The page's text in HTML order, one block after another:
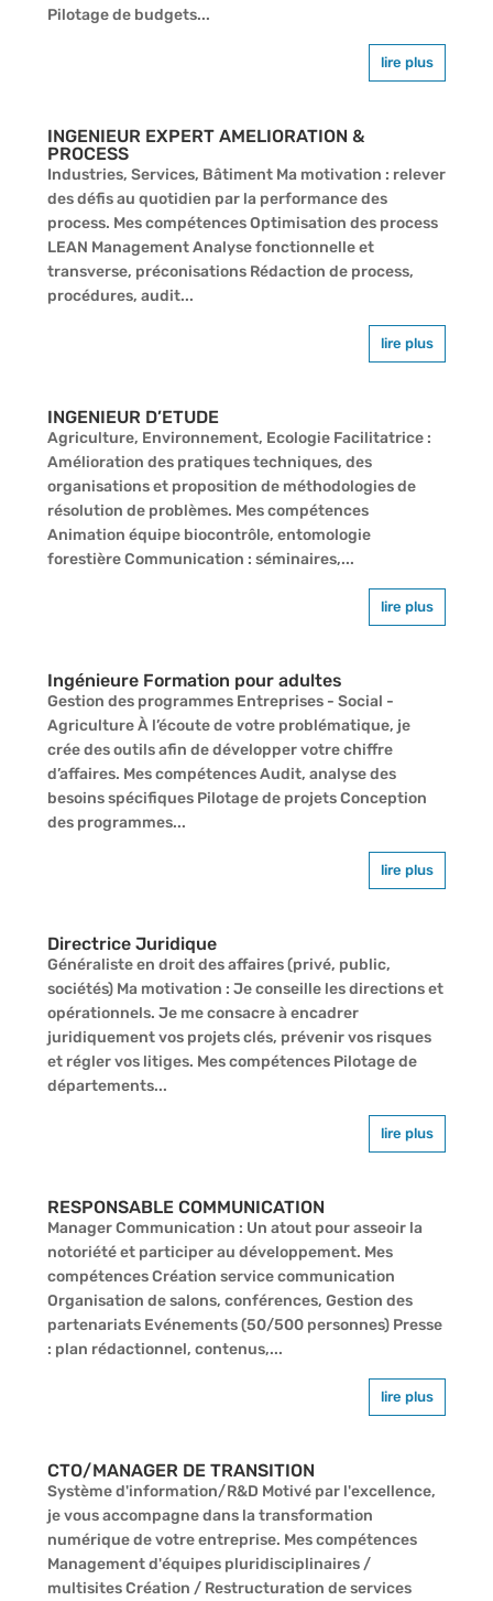
Pilotage de budgets...
lire plus
INGENIEUR EXPERT AMELIORATION &
PROCESS
Industries, Services, Bâtiment Ma motivation : relever
des défis au quotidien par la performance des
process. Mes compétences Optimisation des process
LEAN Management Analyse fonctionnelle et
transverse, préconisations Rédaction de process,
procédures, audit...
lire plus
INGENIEUR D’ETUDE
Agriculture, Environnement, Ecologie Facilitatrice :
Amélioration des pratiques techniques, des
organisations et proposition de méthodologies de
résolution de problèmes. Mes compétences
Animation équipe biocontrôle, entomologie
forestière Communication : séminaires,...
lire plus
Ingénieure Formation pour adultes
Gestion des programmes Entreprises - Social -
Agriculture À l’écoute de votre problématique, je
crée des outils afin de développer votre chiffre
d’affaires. Mes compétences Audit, analyse des
besoins spécifiques Pilotage de projets Conception
des programmes...
lire plus
Directrice Juridique
Généraliste en droit des affaires (privé, public,
sociétés) Ma motivation : Je conseille les directions et
opérationnels. Je me consacre à encadrer
juridiquement vos projets clés, prévenir vos risques
et régler vos litiges. Mes compétences Pilotage de
départements...
lire plus
RESPONSABLE COMMUNICATION
Manager Communication : Un atout pour asseoir la
notoriété et participer au développement. Mes
compétences Création service communication
Organisation de salons, conférences, Gestion des
partenariats Evénements (50/500 personnes) Presse
: plan rédactionnel, contenus,...
lire plus
CTO/MANAGER DE TRANSITION
Système d'information/R&D Motivé par l'excellence,
je vous accompagne dans la transformation
numérique de votre entreprise. Mes compétences
Management d'équipes pluridisciplinaires /
multisites Création / Restructuration de services